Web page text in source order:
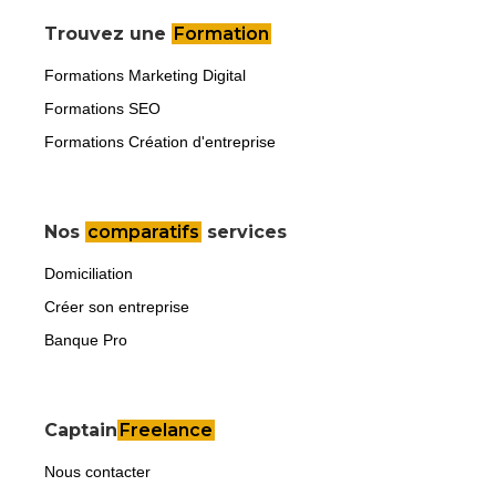
Trouvez une Formation
Formations Marketing Digital
Formations SEO
Formations Création d'entreprise
Nos comparatifs services
Domiciliation
Créer son entreprise
Banque Pro
Captain Freelance
Nous contacter